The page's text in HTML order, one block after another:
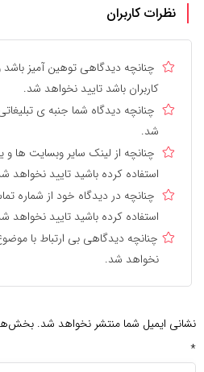
نظرات کاربران
چنانچه دیدگاهی توهین آمیز
کاربران باشد تایید نخواهد شد.
چنانچه دیدگاه شما جنبه ی
شد.
چنانچه از لینک سایر وبسایت ها و
استفاده کرده باشید تایید نخواهد
چنانچه در دیدگاه خود از شماره
استفاده کرده باشید تایید نخواهد
چنانچه دیدگاهی بی ارتباط با
نخواهد شد.
نشانی ایمیل شما منتشر نخواهد شد.
*